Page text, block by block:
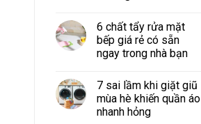
6 chất tẩy rửa mặt
bếp giá rẻ có sẵn
ngay trong nhà bạn
7 sai lầm khi giặt giũ
mùa hè khiến quần áo
nhanh hỏng